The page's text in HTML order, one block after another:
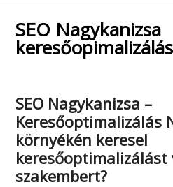
SEO Nagykanizsa
SEO Nagykanizsa –
Keresőoptimalizálás
környékén keresel
keresőoptimalizálást
szakembert?